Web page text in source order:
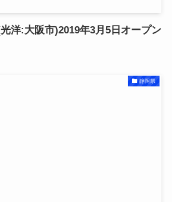
洋:大阪市)2019年3月5日オープン
静岡県